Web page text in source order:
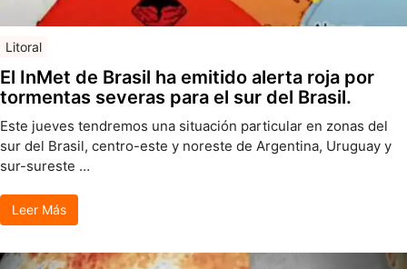
Litoral
El InMet de Brasil ha emitido alerta roja por
tormentas severas para el sur del Brasil.
Este jueves tendremos una situación particular en zonas del
sur del Brasil, centro-este y noreste de Argentina, Uruguay y
sur-sureste …
Leer Más